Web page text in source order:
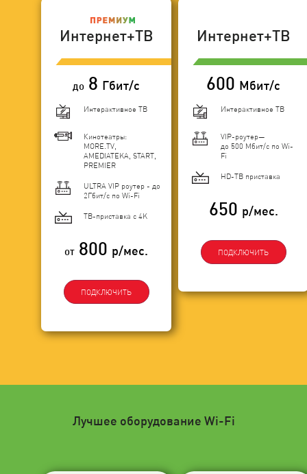
Интернет+ТВ
до 8 Гбит/с
Интерактивное ТВ
Кинотеатры:
MORE.TV,
AMEDIATEKA, START,
PREMIER
ULTRA VIP роутер - до
2Гбит/c по Wi-Fi
ТВ-приставка с 4K
от 800 р/мес.
ПОДКЛЮЧИТЬ
Интернет+ТВ
600 Мбит/с
Интерактивное ТВ
VIP-роутер—
до 500 Мбит/с по Wi-
Fi
HD-ТВ приставка
650 р/мес.
ПОДКЛЮЧИТЬ
Лучшее оборудование Wi-Fi